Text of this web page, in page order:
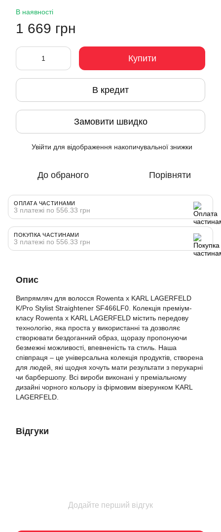
В наявності
1 669 грн
Купити
В кредит
Замовити швидко
Увійти для відображення накопичувальної знижки
До обраного Порівняти
ОПЛАТА ЧАСТИНАМИ
3 платежі по 556.33 грн
ПОКУПКА ЧАСТИНАМИ
3 платежі по 556.33 грн
Опис
Випрямляч для волосся Rowenta x KARL LAGERFELD
K/Pro Stylist Straightener SF466LF0. Колекція преміум-
класу Rowenta x KARL LAGERFELD містить передову
технологію, яка проста у використанні та дозволяє
створювати бездоганний образ, щоразу пропонуючи
безмежні можливості, впевненість та стиль. Наша
співпраця – це універсальна колекція продуктів, створена
для людей, які щодня хочуть мати результати з перукарні
чи барбершопу. Всі вироби виконані у преміальному
дизайні чорного кольору із фірмовим візерунком KARL
LAGERFELD.
Відгуки
Додайте перший відгук